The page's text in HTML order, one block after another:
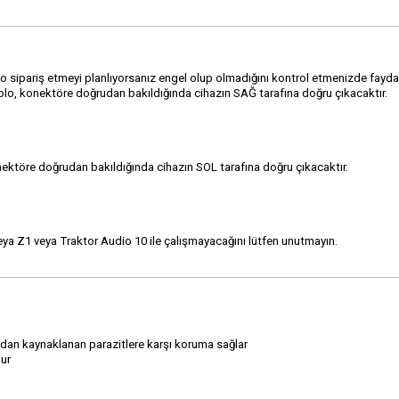
sipariş etmeyi planlıyorsanız engel olup olmadığını kontrol etmenizde fayda
konektöre doğrudan bakıldığında cihazın SAĞ tarafına doğru çıkacaktır.
doğrudan bakıldığında cihazın SOL tarafına doğru çıkacaktır.
Z1 veya Traktor Audio 10 ile çalışmayacağını lütfen unutmayın.
kaynaklanan parazitlere karşı koruma sağlar